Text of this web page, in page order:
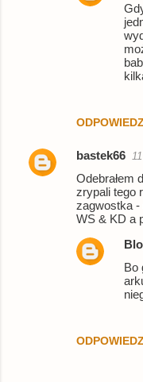
ODPOWIEDZ
bastek66
Odebrałem
zrypali tego
zagwostka -
WS & KD a
ODPOWIEDZ
Bo